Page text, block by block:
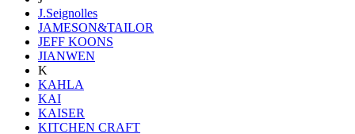
J.Seignolles
JAMESON&TAILOR
JEFF KOONS
JIANWEN
K
KAHLA
KAI
KAISER
KITCHEN CRAFT